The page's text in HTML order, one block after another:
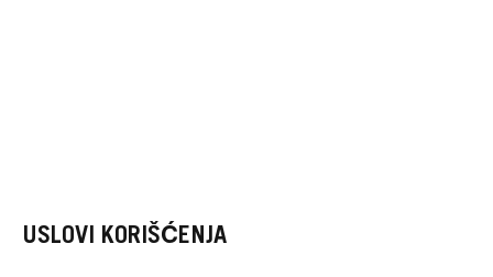
USLOVI KORIŠĆENJA